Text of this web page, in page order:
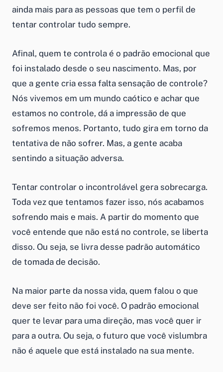
ainda mais para as pessoas que tem o perfil de
tentar controlar tudo sempre.
Afinal, quem te controla é o padrão emocional que
foi instalado desde o seu nascimento. Mas, por
que a gente cria essa falta sensação de controle?
Nós vivemos em um mundo caótico e achar que
estamos no controle, dá a impressão de que
sofremos menos. Portanto, tudo gira em torno da
tentativa de não sofrer. Mas, a gente acaba
sentindo a situação adversa.
Tentar controlar o incontrolável gera sobrecarga.
Toda vez que tentamos fazer isso, nós acabamos
sofrendo mais e mais. A partir do momento que
você entende que não está no controle, se liberta
disso. Ou seja, se livra desse padrão automático
de tomada de decisão.
Na maior parte da nossa vida, quem falou o que
deve ser feito não foi você. O padrão emocional
quer te levar para uma direção, mas você quer ir
para a outra. Ou seja, o futuro que você vislumbra
não é aquele que está instalado na sua mente.